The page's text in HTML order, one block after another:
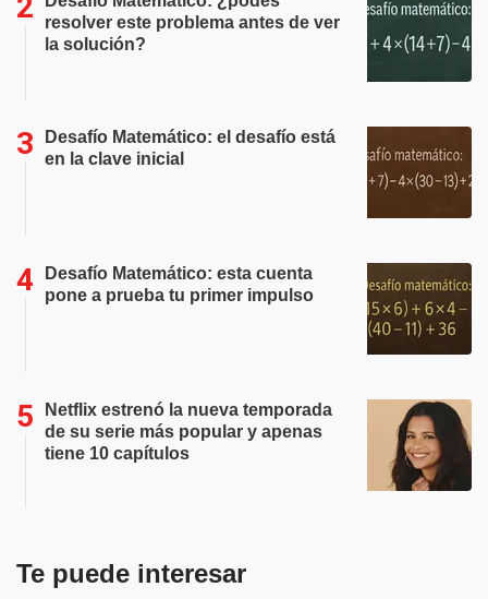
resolver este problema antes de ver
la solución?
Desafío Matemático: el desafío está
en la clave inicial
Desafío Matemático: esta cuenta
pone a prueba tu primer impulso
Netflix estrenó la nueva temporada
de su serie más popular y apenas
tiene 10 capítulos
Te puede interesar